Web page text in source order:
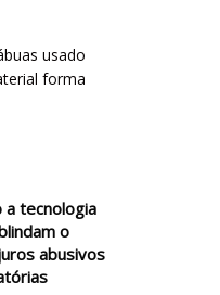
usado
forma
a tecnologia
o
abusivos